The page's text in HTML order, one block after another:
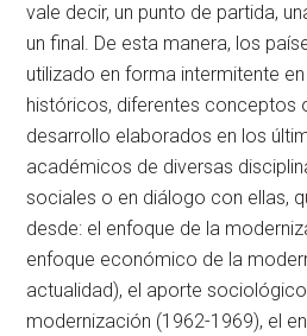
vale decir, un punto de partida,
un final. De esta manera, los
utilizado en forma intermitente
históricos, diferentes conceptos
desarrollo elaborados en los
académicos de diversas
sociales o en diálogo con ellas,
desde: el enfoque de la
enfoque económico de la
actualidad), el aporte
modernización (1962-1969), el